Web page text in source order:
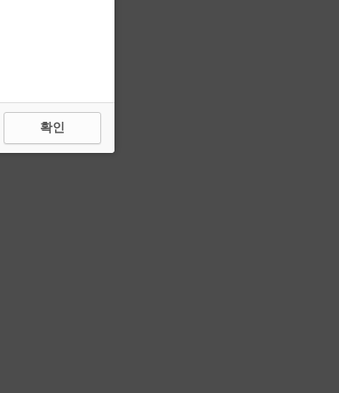
확인